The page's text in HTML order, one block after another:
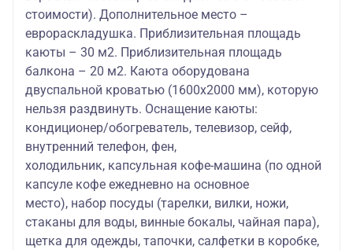
стоимости). Дополнительное место –
еврораскладушка. Приблизительная площадь
каюты – 30 м2. Приблизительная площадь
балкона – 20 м2. Каюта оборудована
двуспальной кроватью (1600х2000 мм), которую
нельзя раздвинуть. Оснащение каюты:
кондиционер/обогреватель, телевизор, сейф,
внутренний телефон, фен,
холодильник, капсульная кофе-машина (по одной
капсуле кофе ежедневно на основное
место), набор посуды (тарелки, вилки, ножи,
стаканы для воды, винные бокалы, чайная пара),
щетка для одежды, тапочки, салфетки в коробке,